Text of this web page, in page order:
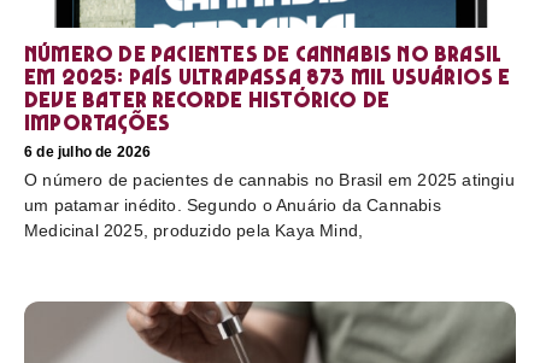
Número de pacientes de cannabis no Brasil
em 2025: país ultrapassa 873 mil usuários e
deve bater recorde histórico de
importações
6 de julho de 2026
O número de pacientes de cannabis no Brasil em 2025 atingiu
um patamar inédito. Segundo o Anuário da Cannabis
Medicinal 2025, produzido pela Kaya Mind,